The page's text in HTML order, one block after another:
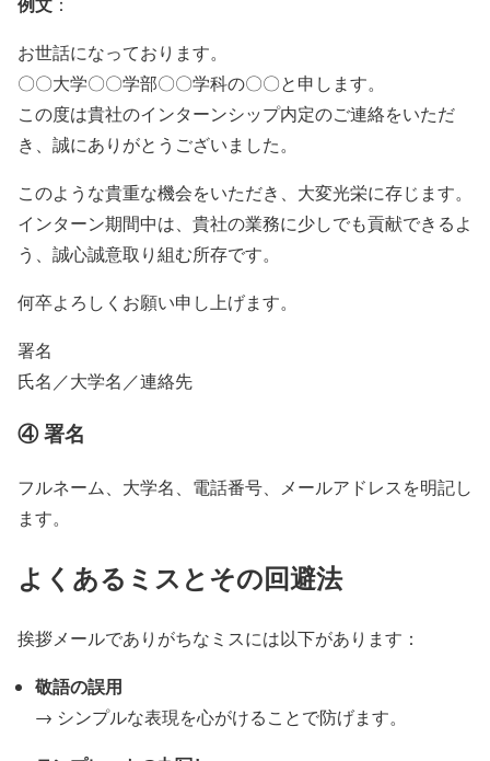
お世話になっております。
〇〇大学〇〇学部〇〇学科の〇〇と申します。
この度は貴社のインターンシップ内定のご連絡をいただ
き、誠にありがとうございました。
このような貴重な機会をいただき、大変光栄に存じます。
インターン期間中は、貴社の業務に少しでも貢献できるよ
う、誠心誠意取り組む所存です。
何卒よろしくお願い申し上げます。
署名
氏名／大学名／連絡先
④ 署名
フルネーム、大学名、電話番号、メールアドレスを明記し
ます。
よくあるミスとその回避法
挨拶メールでありがちなミスには以下があります：
敬語の誤用
→ シンプルな表現を心がけることで防げます。